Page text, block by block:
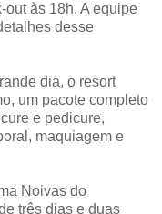
out às 18h. A equipe
desse
dia, o resort
um pacote completo
e pedicure,
maquiagem e
Noivas do
três dias e duas